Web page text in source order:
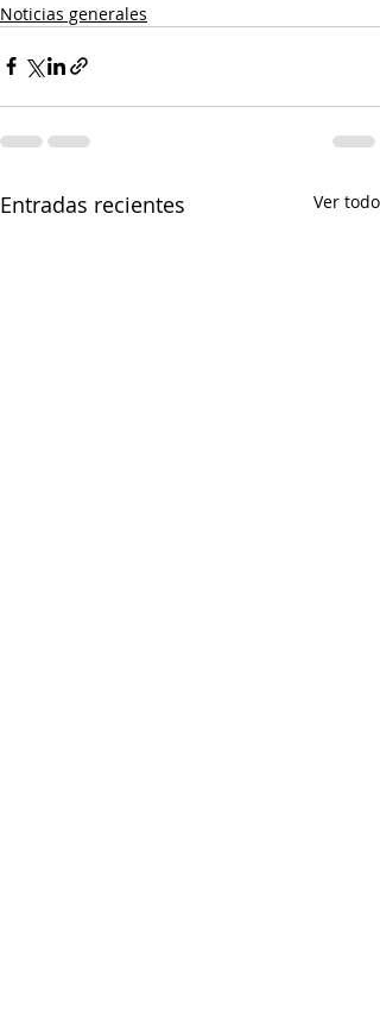
Noticias generales
Entradas recientes Ver todo